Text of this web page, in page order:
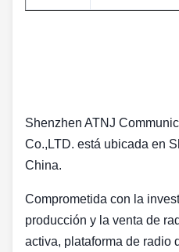
Shenzhen ATNJ
Co.,LTD. está ubicada en
China.
Comprometida con la
producción y la venta de
activa, plataforma de radio